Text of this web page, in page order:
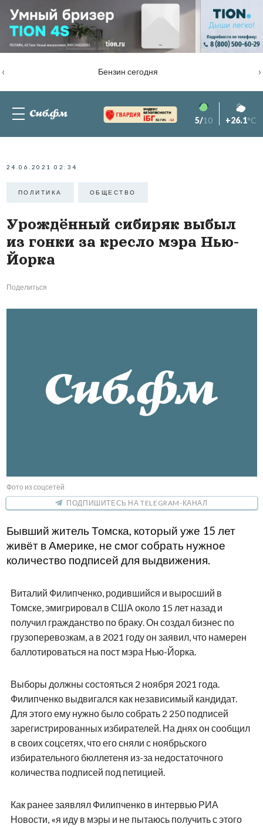
Бензин сегодня
‹ ›
82.76% -1.2 5/10 +26.1°C
24.06.2021 02:34
ПОЛИТИКА ОБЩЕСТВО
Урождённый сибиряк выбыл
из гонки за кресло мэра Нью-
Йорка
Поделиться
Фото из соцсетей
ПОДПИШИТЕСЬ НА TELEGRAM-КАНАЛ
Бывший житель Томска, который уже 15 лет
живёт в Америке, не смог собрать нужное
количество подписей для выдвижения.
Виталий Филипченко, родившийся и выросший в
Томске, эмигрировал в США около 15 лет назад и
получил гражданство по браку. Он создал бизнес по
грузоперевозкам, а в 2021 году он заявил, что намерен
баллотироваться на пост мэра Нью-Йорка.
Выборы должны состояться 2 ноября 2021 года.
Филипченко выдвигался как независимый кандидат.
Для этого ему нужно было собрать 2 250 подписей
зарегистрированных избирателей. На днях он сообщил
в своих соцсетях, что его сняли с ноябрьского
избирательного бюллетеня из-за недостаточного
количества подписей под петицией.
Как ранее заявлял Филипченко в интервью РИА
Новости, «я иду в мэры и не пытаюсь получить с этого